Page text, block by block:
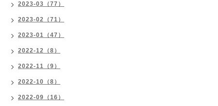
2023-03（77）
2023-02（71）
2023-01（47）
2022-12（8）
2022-11（9）
2022-10（8）
2022-09（16）